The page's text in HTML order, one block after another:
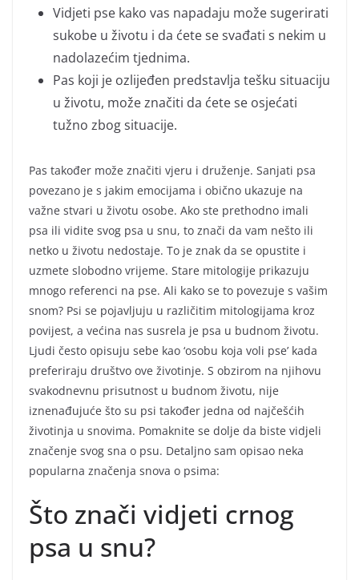
Vidjeti pse kako vas napadaju može sugerirati
sukobe u životu i da ćete se svađati s nekim u
nadolazećim tjednima.
Pas koji je ozlijeđen predstavlja tešku situaciju
u životu, može značiti da ćete se osjećati
tužno zbog situacije.
Pas također može značiti vjeru i druženje. Sanjati psa
povezano je s jakim emocijama i obično ukazuje na
važne stvari u životu osobe. Ako ste prethodno imali
psa ili vidite svog psa u snu, to znači da vam nešto ili
netko u životu nedostaje. To je znak da se opustite i
uzmete slobodno vrijeme. Stare mitologije prikazuju
mnogo referenci na pse. Ali kako se to povezuje s vašim
snom? Psi se pojavljuju u različitim mitologijama kroz
povijest, a većina nas susrela je psa u budnom životu.
Ljudi često opisuju sebe kao ‘osobu koja voli pse’ kada
preferiraju društvo ove životinje. S obzirom na njihovu
svakodnevnu prisutnost u budnom životu, nije
iznenađujuće što su psi također jedna od najčešćih
životinja u snovima. Pomaknite se dolje da biste vidjeli
značenje svog sna o psu. Detaljno sam opisao neka
popularna značenja snova o psima:
Što znači vidjeti crnog
psa u snu?